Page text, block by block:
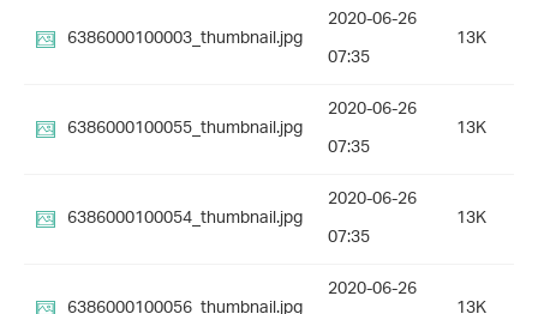
6386000100003_thumbnail.jpg
2020-06-26
07:35
13K
6386000100055_thumbnail.jpg
2020-06-26
07:35
13K
6386000100054_thumbnail.jpg
2020-06-26
07:35
13K
2020-06-26